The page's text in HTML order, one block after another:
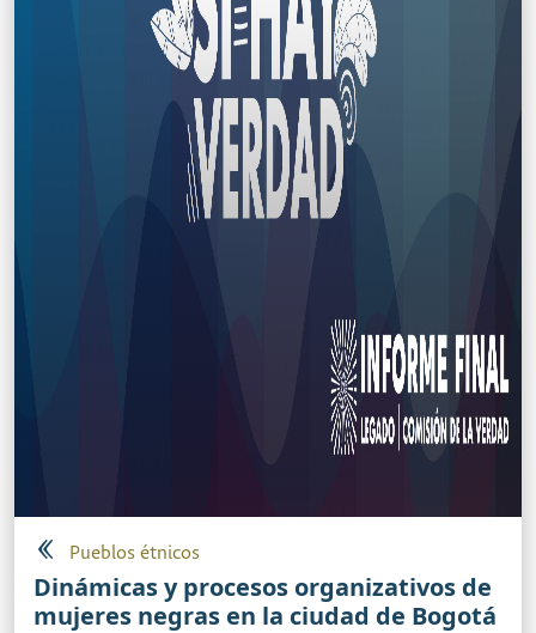
Pueblos étnicos
Dinámicas y procesos organizativos de
mujeres negras en la ciudad de Bogotá